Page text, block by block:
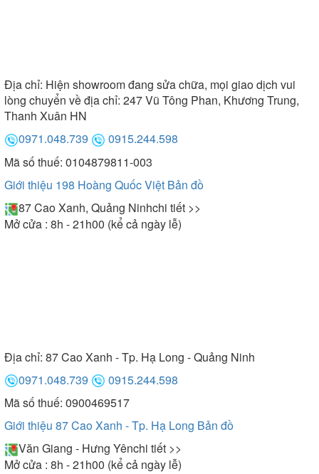
Địa chỉ: Hiện showroom đang sửa chữa, mọi giao dịch vui
lòng chuyển về địa chỉ: 247 Vũ Tông Phan, Khương Trung,
Thanh Xuân HN
0971.048.739
0915.244.598
Mã số thuế: 0104879811-003
Giới thiệu 198 Hoàng Quốc Việt Bản đồ
87 Cao Xanh, Quảng Ninhchi tiết >>
Mở cửa : 8h - 21h00 (kể cả ngày lễ)
Địa chỉ: 87 Cao Xanh - Tp. Hạ Long - Quảng Ninh
0971.048.739
0915.244.598
Mã số thuế: 0900469517
Giới thiệu 87 Cao Xanh - Tp. Hạ Long Bản đồ
Văn Giang - Hưng Yênchi tiết >>
Mở cửa : 8h - 21h00 (kể cả ngày lễ)